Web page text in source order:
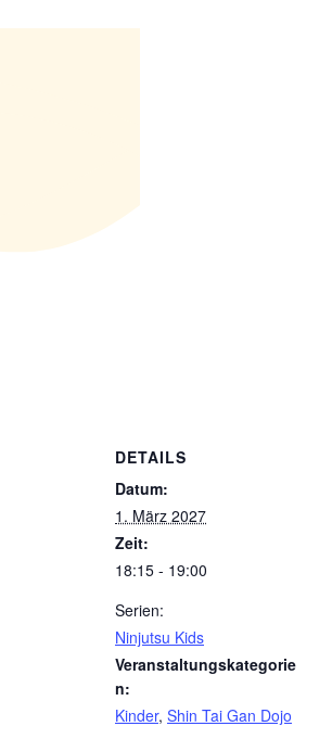
DETAILS
Datum:
1. März 2027
Zeit:
18:15 - 19:00
Serien:
Ninjutsu Kids
Veranstaltungskategorie
n:
Kinder, Shin Tai Gan Dojo